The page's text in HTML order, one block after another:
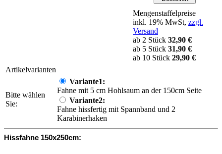
Mengenstaffelpreise
inkl. 19% MwSt, zzgl.
Versand
ab 2 Stück 32,90 €
ab 5 Stück 31,90 €
ab 10 Stück 29,90 €
Artikelvarianten
Bitte wählen
Sie:
Variante1:
Fahne mit 5 cm Hohlsaum an der 150cm Seite
Variante2:
Fahne hissfertig mit Spannband und 2
Karabinerhaken
Hissfahne 150x250cm: